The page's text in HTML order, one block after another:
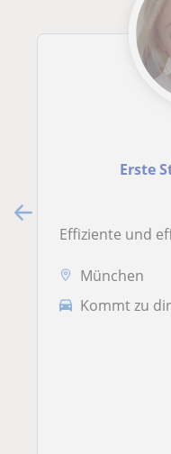
Erste
Effiziente und
München
Kommt zu dir